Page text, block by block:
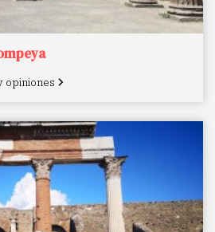
opiniones